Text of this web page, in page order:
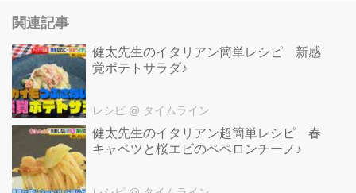
関連記事
健太先生のイタリアン簡単レシピ 新感
覚ポテトサラダ♪
レシピ @ タイムライン
健太先生のイタリアン超簡単レシピ 春
キャベツと桜エビのペペロンチーノ♪